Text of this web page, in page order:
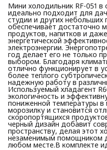
Мини холодильник RF-051
идеально подходит для
студии и других
обеспечивает достаточно
продуктов, напитков и
энергетической
электроэнергии.
год делает его не только
выбором. Благодаря
отлично функционирует в
более теплого
надежную работу в
Используемый хладагент
экологичность и
пониженной температуры в
морозилку и становится
скоропортящихся
черный дизайн добавит
пространству, делая этот
незаменимым помощником
любом месте.В комплекте